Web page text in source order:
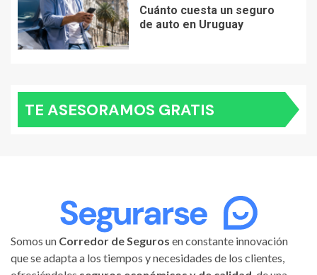
Cuánto cuesta un seguro
de auto en Uruguay
TE ASESORAMOS GRATIS
Somos un Corredor de Seguros en constante innovación
que se adapta a los tiempos y necesidades de los clientes,